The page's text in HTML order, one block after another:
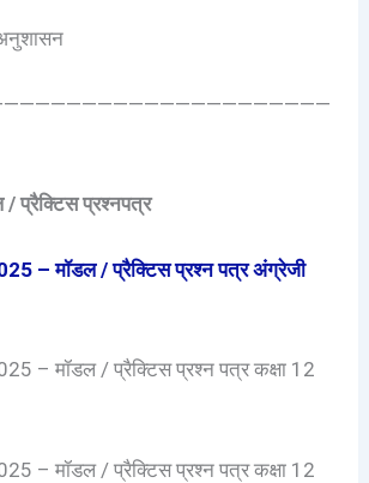
अनुशासन
/ प्रैक्टिस प्रश्नपत्र
2025 – मॉडल / प्रैक्टिस प्रश्न पत्र अंग्रेजी
2025 – मॉडल / प्रैक्टिस प्रश्न पत्र कक्षा 12
2025 – मॉडल / प्रैक्टिस प्रश्न पत्र कक्षा 12